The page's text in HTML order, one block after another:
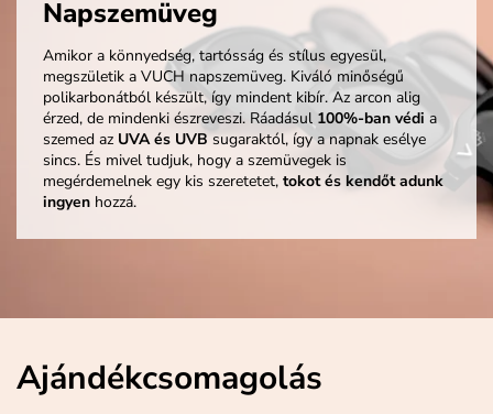
Napszemüveg
Amikor a könnyedség, tartósság és stílus egyesül,
megszületik a VUCH napszemüveg. Kiváló minőségű
polikarbonátból készült, így mindent kibír. Az arcon alig
érzed, de mindenki észreveszi. Ráadásul 100%-ban védi a
szemed az UVA és UVBsugaraktól, így a napnak esélye
sincs. És mivel tudjuk, hogy a szemüvegek is
megérdemelnek egy kis szeretetet, tokot és kendőt adunk
ingyenhozzá.
Ajándékcsomagolás